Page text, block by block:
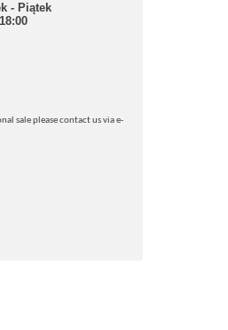
- Piątek
sale please contact us via e-